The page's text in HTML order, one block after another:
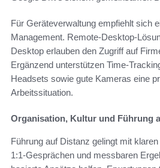
Für Geräteverwaltung empfiehlt sich
Management. Remote-Desktop-
Desktop erlauben den Zugriff auf
Ergänzend unterstützen Time-
Headsets sowie gute Kameras eine
Arbeitssituation.
Organisation, Kultur und Führung
Führung auf Distanz gelingt mit
1:1-Gesprächen und messbaren